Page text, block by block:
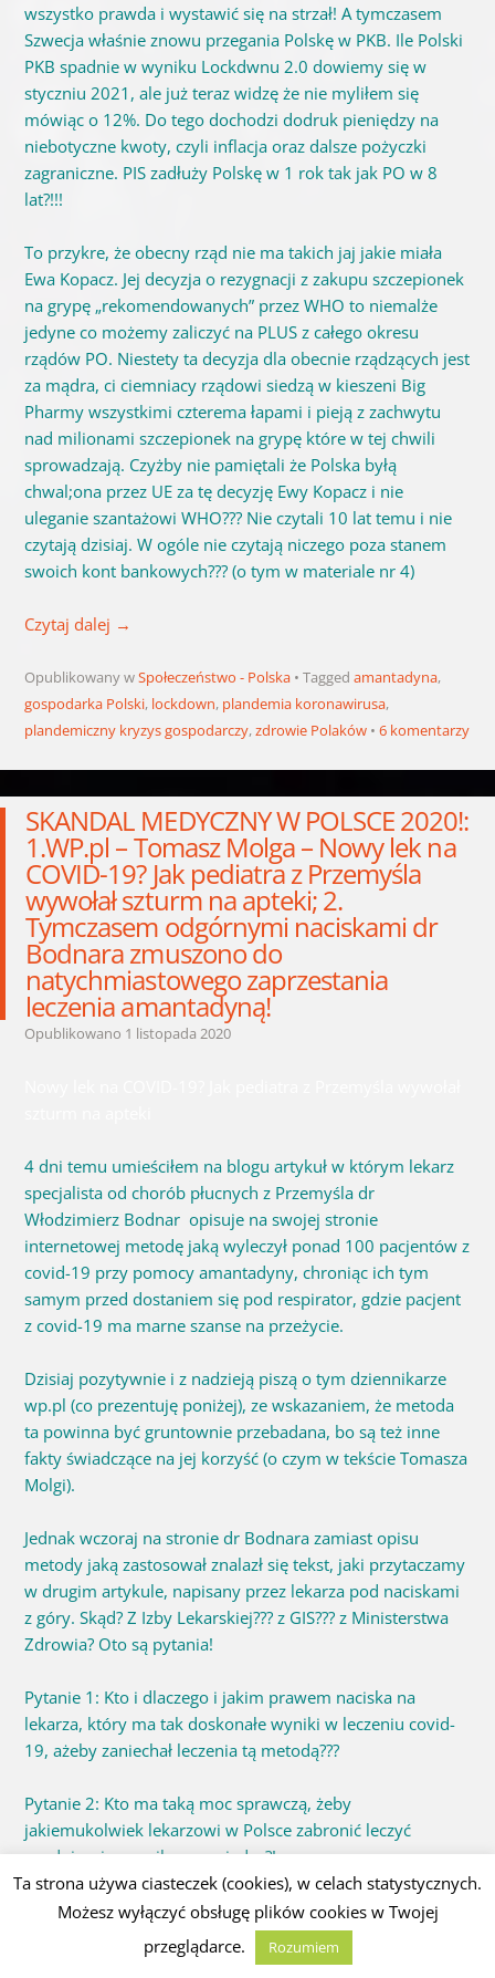
wszystko prawda i wystawić się na strzał! A tymczasem
Szwecja właśnie znowu przegania Polskę w PKB. Ile Polski
PKB spadnie w wyniku Lockdwnu 2.0 dowiemy się w
styczniu 2021, ale już teraz widzę że nie myliłem się
mówiąc o 12%. Do tego dochodzi dodruk pieniędzy na
niebotyczne kwoty, czyli inflacja oraz dalsze pożyczki
zagraniczne. PIS zadłuży Polskę w 1 rok tak jak PO w 8
lat?!!!
To przykre, że obecny rząd nie ma takich jaj jakie miała
Ewa Kopacz. Jej decyzja o rezygnacji z zakupu szczepionek
na grypę „rekomendowanych” przez WHO to niemalże
jedyne co możemy zaliczyć na PLUS z całego okresu
rządów PO. Niestety ta decyzja dla obecnie rządzących jest
za mądra, ci ciemniacy rządowi siedzą w kieszeni Big
Pharmy wszystkimi czterema łapami i pieją z zachwytu
nad milionami szczepionek na grypę które w tej chwili
sprowadzają. Czyżby nie pamiętali że Polska byłą
chwal;ona przez UE za tę decyzję Ewy Kopacz i nie
uleganie szantażowi WHO??? Nie czytali 10 lat temu i nie
czytają dzisiaj. W ogóle nie czytają niczego poza stanem
swoich kont bankowych??? (o tym w materiale nr 4)
Czytaj dalej →
Opublikowany wSpołeczeństwo - Polska Tagged amantadyna,
gospodarka Polski, lockdown, plandemia koronawirusa,
plandemiczny kryzys gospodarczy,zdrowie Polaków 6 komentarzy
SKANDAL MEDYCZNY W POLSCE 2020!:
1.WP.pl – Tomasz Molga – Nowy lek na
COVID-19? Jak pediatra z Przemyśla
wywołał szturm na apteki; 2.
Tymczasem odgórnymi naciskami dr
Bodnara zmuszono do
natychmiastowego zaprzestania
leczenia amantadyną!
Opublikowano 1 listopada 2020
4 dni temu umieściłem na blogu artykuł w którym lekarz
specjalista od chorób płucnych z Przemyśla dr
Włodzimierz Bodnar opisuje na swojej stronie
internetowej metodę jaką wyleczył ponad 100 pacjentów z
covid-19 przy pomocy amantadyny, chroniąc ich tym
samym przed dostaniem się pod respirator, gdzie pacjent
z covid-19 ma marne szanse na przeżycie.
Dzisiaj pozytywnie i z nadzieją piszą o tym dziennikarze
wp.pl (co prezentuję poniżej), ze wskazaniem, że metoda
ta powinna być gruntownie przebadana, bo są też inne
fakty świadczące na jej korzyść (o czym w tekście Tomasza
Molgi).
Jednak wczoraj na stronie dr Bodnara zamiast opisu
metody jaką zastosował znalazł się tekst, jaki przytaczamy
w drugim artykule, napisany przez lekarza pod naciskami
z góry. Skąd? Z Izby Lekarskiej??? z GIS??? z Ministerstwa
Zdrowia? Oto są pytania!
Pytanie 1: Kto i dlaczego i jakim prawem naciska na
lekarza, który ma tak doskonałe wyniki w leczeniu covid-
19, ażeby zaniechał leczenia tą metodą???
Pytanie 2: Kto ma taką moc sprawczą, żeby
jakiemukolwiek lekarzowi w Polsce zabronić leczyć
zgodnie z jego najlepszą wiedzą?!
Pytanie 3: Komu zależy na tym, żeby nadal nie było
skutecznej metody i środka do leczenia covid-19?!
Ta strona używa ciasteczek (cookies), w celach statystycznych.
Możesz wyłączyć obsługę plików cookies w Twojej
przeglądarce.
Rozumiem